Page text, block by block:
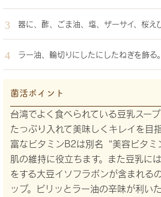
器に、酢、ごま油、塩、ザーサイ、桜え
ラー油、輪切りにしたにしたねぎを飾る。
菌活ポイント
台湾でよく食べられている豆乳スー
たっぷり入れて美味しくキレイを目
富なビタミンB2は別名“美容ビタ
肌の維持に役立ちます。また豆乳に
をする大豆イソフラボンが含まれる
ップ。ピリッとラー油の辛味が利い